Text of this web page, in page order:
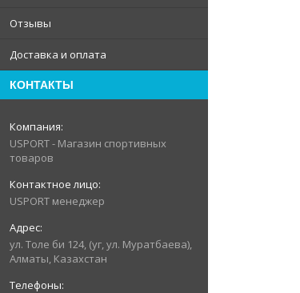
Отзывы
Доставка и оплата
КОНТАКТЫ
USPORT - Магазин спортивных
товаров
USPORT менеджер
ул. Толе би 124, (уг, ул. Муратбаева),
Алматы, Казахстан